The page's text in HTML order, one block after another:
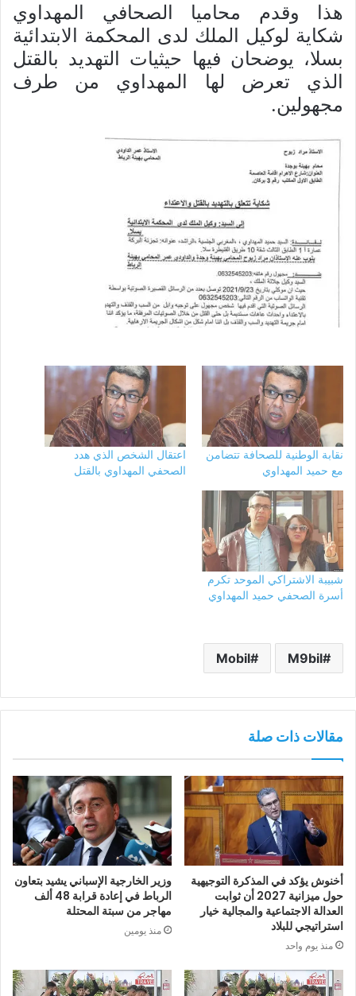
هذا وقدم محاميا الصحافي المهداوي
شكاية لوكيل الملك لدى المحكمة الابتدائية
بسلا، يوضحان فيها حيثيات التهديد بالقتل
الذي تعرض لها المهداوي من طرف
مجهولين.
نقابة الوطنية للصحافة تتضامن
مع حميد المهداوي
اعتقال الشخص الذي هدد
الصحفي المهداوي بالقتل
شبيبة الاشتراكي الموحد تكرم
أسرة الصحفي حميد المهداوي
M9bil
Mobil
مقالات ذات صلة
أخنوش يؤكد في المذكرة التوجيهية
حول ميزانية 2027 أن ثوابت
العدالة الاجتماعية والمجالية خيار
استراتيجي للبلاد
منذ يوم واحد
وزير الخارجية الإسباني يشيد بتعاون
الرباط في إعادة قرابة 48 ألف
مهاجر من سبتة المحتلة
منذ يومين